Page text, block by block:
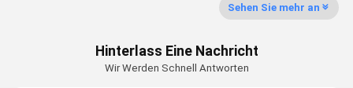
Sehen Sie mehr an
Hinterlass Eine Nachricht
Wir Werden Schnell Antworten